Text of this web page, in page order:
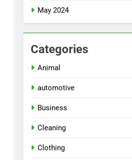
May 2024
Categories
Animal
automotive
Business
Cleaning
Clothing